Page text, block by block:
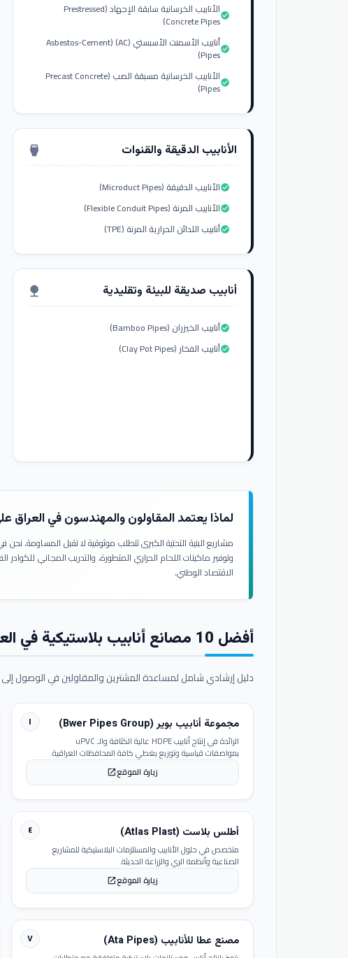
الأنابيب الخرسانية سابقة الإجهاد (Prestressed
Concrete Pipes)check_circle
أنابيب الأسمنت الأسبستي (AC) (Asbestos-Cement
Pipes)check_circle
الأنابيب الخرسانية مسبقة الصب (Precast Concrete
Pipes)check_circle
الأنابيب الدقيقة والقنوات settings_input_hdmi
الأنابيب الدقيقة (Microduct Pipes)check_circle
الأنابيب المرنة (Flexible Conduit Pipes)check_circle
أنابيب اللدائن الحرارية المرنة (TPE)check_circle
أنابيب صديقة للبيئة وتقليدية nature
أنابيب الخيزران (Bamboo Pipes)check_circle
أنابيب الفخار (Clay Pot Pipes)check_circle
لماذا يعتمد المقاولون والمهندسون في العراق
مشاريع البنية التحتية الكبرى تتطلب موثوقية لا تقبل المساومة. نحن
وتوفير ماكينات اللحام الحراري المتطورة، والتدريب المجاني
الاقتصاد الوطني.
أفضل 10 مصانع أنابيب بلاستيكية في العراق
دليل إرشادي شامل لمساعدة المشترين والمقاولين في الوصول
١ مجموعة أنابيب بوير (Bwer Pipes Group)
الرائدة في إنتاج أنابيب HDPE عالية الكثافة والـ uPVC
بمواصفات قياسية وتوزيع يغطي كافة المحافظات العراقية.
زيارة الموقعopen_in_new
٤ أطلس بلاست (Atlas Plast)
متخصص في حلول الأنابيب والمستلزمات البلاستيكية للمشاريع
الصناعية وأنظمة الري والزراعة الحديثة.
زيارة الموقعopen_in_new
٧ مصنع عطا للأنابيب (Ata Pipes)